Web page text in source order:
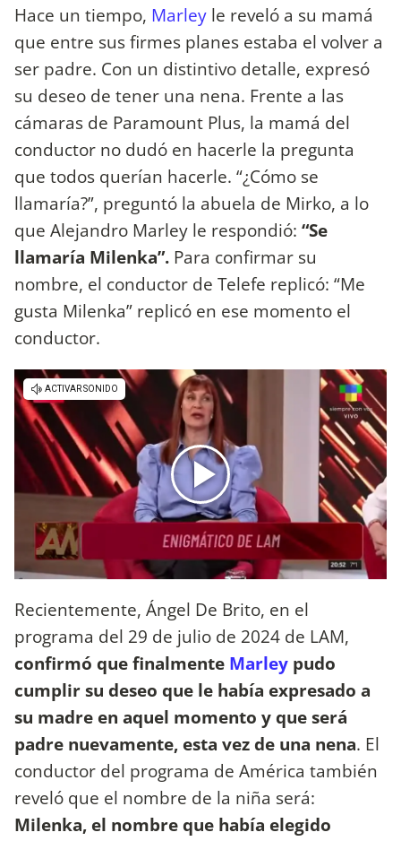
Hace un tiempo, Marley le reveló a su mamá
que entre sus firmes planes estaba el volver a
ser padre. Con un distintivo detalle, expresó
su deseo de tener una nena. Frente a las
cámaras de Paramount Plus, la mamá del
conductor no dudó en hacerle la pregunta
que todos querían hacerle. “¿Cómo se
llamaría?”, preguntó la abuela de Mirko, a lo
que Alejandro Marley le respondió: “Se
llamaría Milenka”. Para confirmar su
nombre, el conductor de Telefe replicó: “Me
gusta Milenka” replicó en ese momento el
conductor.
Recientemente, Ángel De Brito, en el
programa del 29 de julio de 2024 de LAM,
confirmó que finalmente Marley pudo
cumplir su deseo que le había expresado a
su madre en aquel momento y que será
padre nuevamente, esta vez de una nena. El
conductor del programa de América también
reveló que el nombre de la niña será:
Milenka, el nombre que había elegido